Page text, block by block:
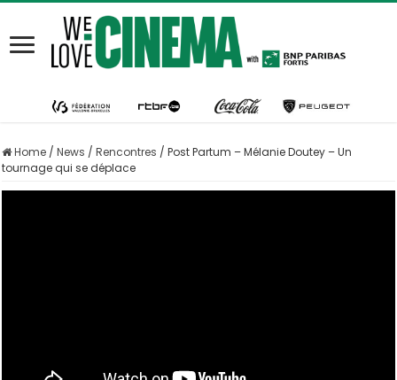
Home / News / Rencontres / Post Partum – Mélanie Doutey – Un
tournage qui se déplace